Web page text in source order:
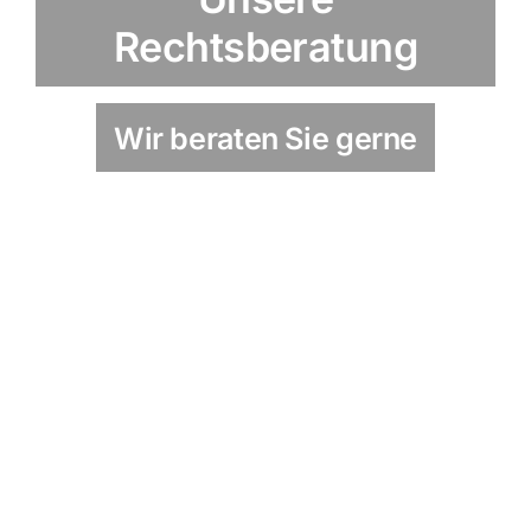
Rechtsberatung
Wir beraten Sie gerne